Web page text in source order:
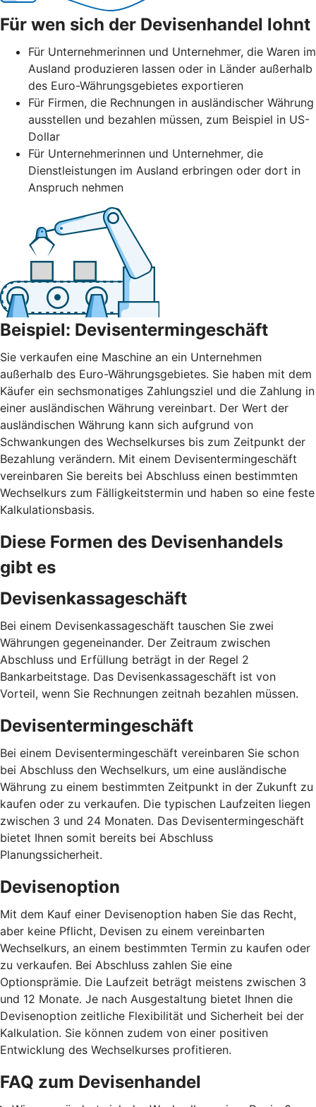
Für wen sich der Devisenhandel lohnt
Für Unternehmerinnen und Unternehmer, die Waren im
Ausland produzieren lassen oder in Länder außerhalb
des Euro-Währungsgebietes exportieren
Für Firmen, die Rechnungen in ausländischer Währung
ausstellen und bezahlen müssen, zum Beispiel in US-
Dollar
Für Unternehmerinnen und Unternehmer, die
Dienstleistungen im Ausland erbringen oder dort in
Anspruch nehmen
Beispiel: Devisentermingeschäft
Sie verkaufen eine Maschine an ein Unternehmen
außerhalb des Euro-Währungsgebietes. Sie haben mit dem
Käufer ein sechsmonatiges Zahlungsziel und die Zahlung in
einer ausländischen Währung vereinbart. Der Wert der
ausländischen Währung kann sich aufgrund von
Schwankungen des Wechselkurses bis zum Zeitpunkt der
Bezahlung verändern. Mit einem Devisentermingeschäft
vereinbaren Sie bereits bei Abschluss einen bestimmten
Wechselkurs zum Fälligkeitstermin und haben so eine feste
Kalkulationsbasis.
Diese Formen des Devisenhandels
gibt es
Devisenkassageschäft
Bei einem Devisenkassageschäft tauschen Sie zwei
Währungen gegeneinander. Der Zeitraum zwischen
Abschluss und Erfüllung beträgt in der Regel 2
Bankarbeitstage. Das Devisenkassageschäft ist von
Vorteil, wenn Sie Rechnungen zeitnah bezahlen müssen.
Devisentermingeschäft
Bei einem Devisentermingeschäft vereinbaren Sie schon
bei Abschluss den Wechselkurs, um eine ausländische
Währung zu einem bestimmten Zeitpunkt in der Zukunft zu
kaufen oder zu verkaufen. Die typischen Laufzeiten liegen
zwischen 3 und 24 Monaten. Das Devisentermingeschäft
bietet Ihnen somit bereits bei Abschluss
Planungssicherheit.
Devisenoption
Mit dem Kauf einer Devisenoption haben Sie das Recht,
aber keine Pflicht, Devisen zu einem vereinbarten
Wechselkurs, an einem bestimmten Termin zu kaufen oder
zu verkaufen. Bei Abschluss zahlen Sie eine
Optionsprämie. Die Laufzeit beträgt meistens zwischen 3
und 12 Monate. Je nach Ausgestaltung bietet Ihnen die
Devisenoption zeitliche Flexibilität und Sicherheit bei der
Kalkulation. Sie können zudem von einer positiven
Entwicklung des Wechselkurses profitieren.
FAQ zum Devisenhandel